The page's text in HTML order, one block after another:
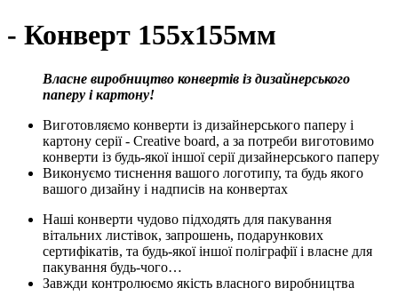
- Конверт 155х155мм
Власне виробництво конвертів із дизайнерського
паперу і картону!
Виготовляємо конверти із дизайнерського паперу і
картону серії - Creative board, а за потреби виготовимо
конверти із будь-якої іншої серії дизайнерського паперу
Виконуємо тиснення вашого логотипу, та будь якого
вашого дизайну і надписів на конвертах
Наші конверти чудово підходять для пакування
вітальних листівок, запрошень, подарункових
сертифікатів, та будь-якої іншої поліграфії і власне для
пакування будь-чого…
Завжди контролюємо якість власного виробництва